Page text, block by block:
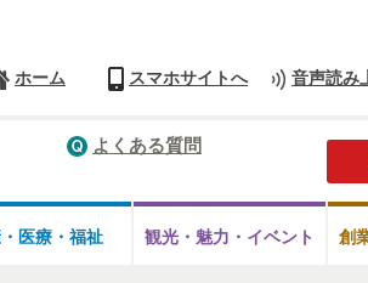
ホーム スマホサイトへ 音声読み
よくある質問
医療・ 福祉 観光・魅力・ イベント 創